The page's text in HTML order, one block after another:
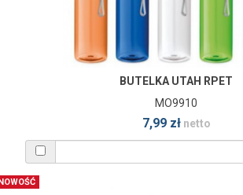
BUTELKA UTAH RPET
MO9910
7,99 złnetto